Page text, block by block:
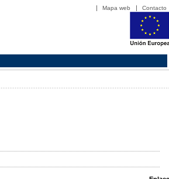
Mapa web Contacto